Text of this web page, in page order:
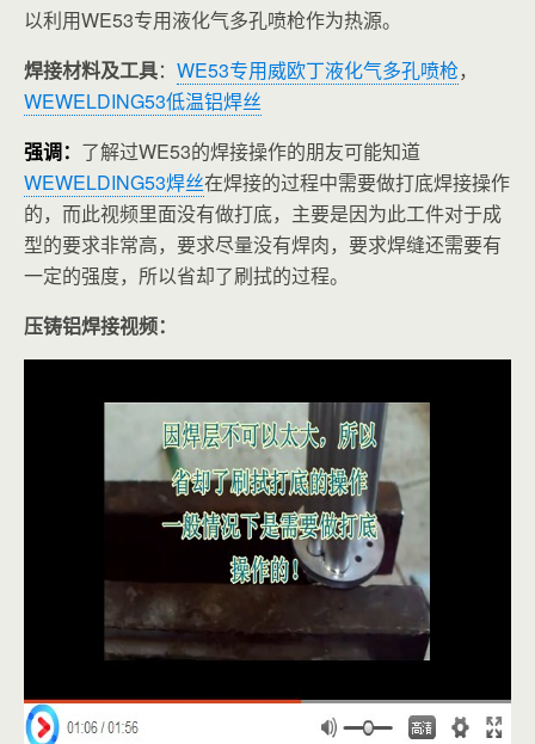
以利用WE53专用液化气多孔喷枪作为热源。
焊接材料及工具： WE53专用威欧丁液化气多孔喷枪，
WEWELDING53低温铝焊丝
强调： 了解过WE53的焊接操作的朋友可能知道
WEWELDING53焊丝在焊接的过程中需要做打底焊接操作
的，而此视频里面没有做打底，主要是因为此工件对于成
型的要求非常高，要求尽量没有焊肉，要求焊缝还需要有
一定的强度，所以省却了刷拭的过程。
压铸铝焊接视频：